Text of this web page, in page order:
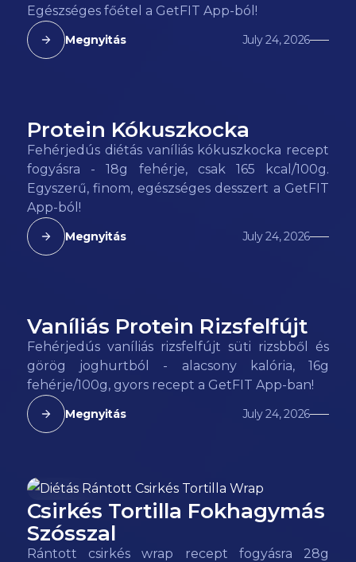
Egészséges főétel a GetFIT App-ból!
Megnyitás July 24, 2026
165kcal
Protein Kókuszkocka
Fehérjedús diétás vaníliás kókuszkocka recept
fogyásra - 18g fehérje, csak 165 kcal/100g.
Egyszerű, finom, egészséges desszert a GetFIT
App-ból!
Megnyitás July 24, 2026
135kcal
Vaníliás Protein Rizsfelfújt
Fehérjedús vaníliás rizsfelfújt süti rizsbből és
görög joghurtból - alacsony kalória, 16g
fehérje/100g, gyors recept a GetFIT App-ban!
Megnyitás July 24, 2026
165 kcal
Csirkés Tortilla Fokhagymás
Szósszal
Rántott csirkés wrap recept fogyásra 28g